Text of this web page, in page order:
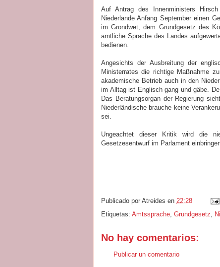
Auf Antrag des Innenministers
Niederlande Anfang September einen
im Grondwet, dem Grundgesetz des
amtliche Sprache des Landes
bedienen.
Angesichts der Ausbreitung der
Ministerrates die richtige Maßnahme
akademische Betrieb auch in den
im Alltag ist Englisch gang und gäbe.
Das Beratungsorgan der Regierung
Niederländische brauche keine
sei.
Ungeachtet dieser Kritik wird die
Gesetzesentwurf im Parlament
Publicado por Atreides en 22:28
Etiquetas: Amtssprache, Grundgesetz,
No hay comentarios:
Publicar un comentario